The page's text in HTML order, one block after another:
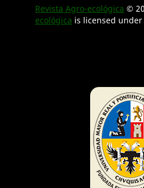
Revista Agro-ecológica ©
ecológica is licensed under